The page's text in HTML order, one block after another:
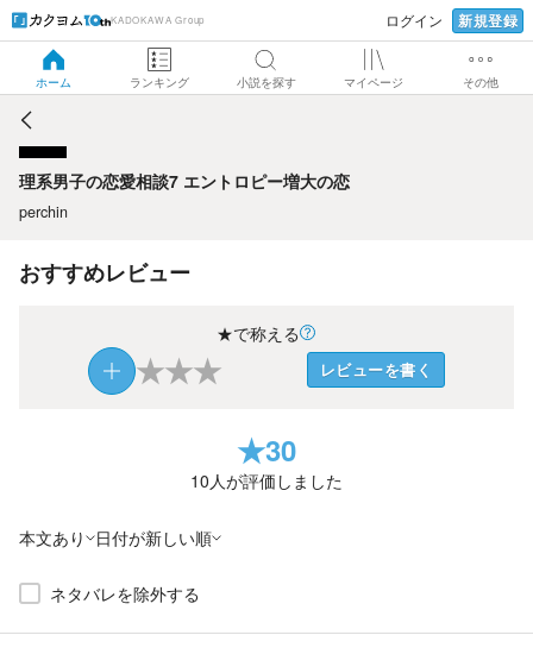
KADOKAWA Group ログイン 新規登録
ホーム ランキング 小説を探す マイページ その他
理系男子の恋愛相談7 エントロピー増大の恋
理系男子の恋愛相談7 エントロピー増大の恋
perchin
おすすめレビュー
★で称える
★★★ レビューを書く
★30
10人が評価しました
本文あり 日付が新しい順
ネタバレを除外する